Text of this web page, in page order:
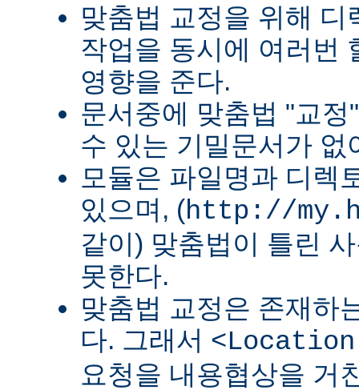
맞춤법 교정을 위해
작업을 동시에 여러번
영향을 준다.
문서중에 맞춤법 "교
수 있는 기밀문서가 없
모듈은 파일명과 디렉
있으며, (http://
같이) 맞춤법이 틀린
못한다.
맞춤법 교정은 존재하
다. 그래서
요청을 내용협상을 거